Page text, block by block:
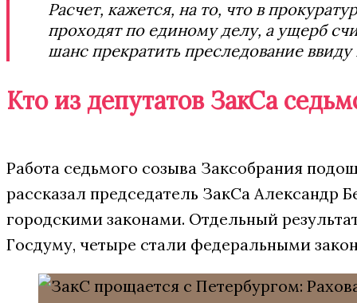
Расчет, кажется, на то, что в
проходят по единому делу, а ущерб
шанс прекратить преследование
Кто из депутатов ЗакСа
Работа седьмого созыва Заксобрания
рассказал председатель ЗакСа Александр
городскими законами. Отдельный
Госдуму, четыре стали федеральными